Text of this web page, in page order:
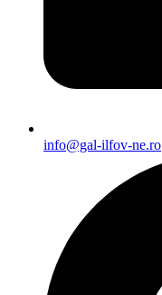
info@gal-ilfov-ne.ro